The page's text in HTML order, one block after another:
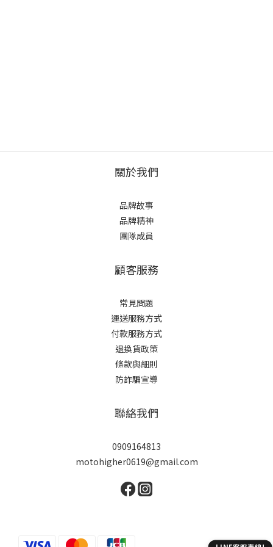
關於我們
品牌故事
品牌精神
團隊成員
顧客服務
常見問題
運送服務方式
付款服務方式
退換貨政策
條款與細則
防詐騙宣導
聯絡我們
0909164813
motohigher0619@gmail.com